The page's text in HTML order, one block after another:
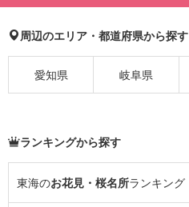
周辺のエリア・都道府県から探す
愛知県 岐阜県
ランキングから探す
東海のお花見・桜名所ランキング